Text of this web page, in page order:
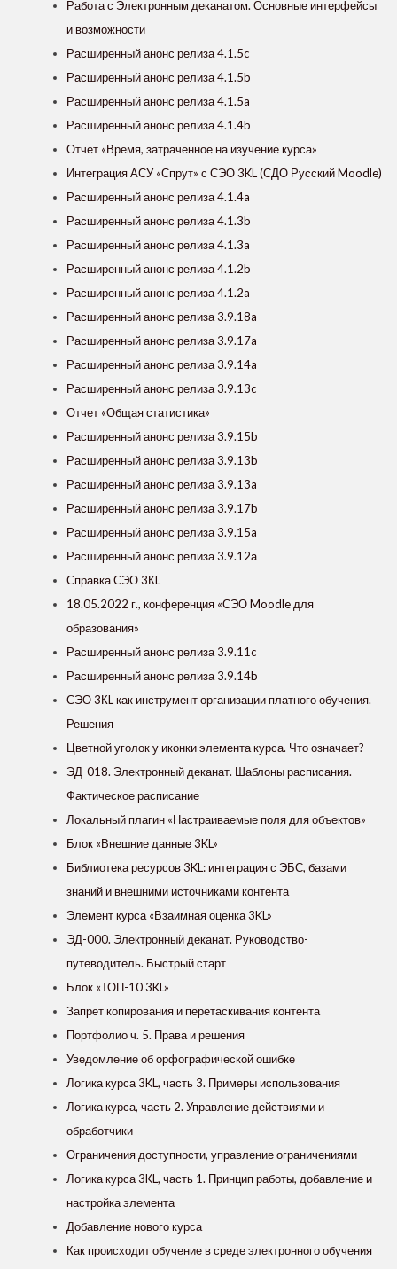
Работа с Электронным деканатом. Основные интерфейсы
и возможности
Расширенный анонс релиза 4.1.5c
Расширенный анонс релиза 4.1.5b
Расширенный анонс релиза 4.1.5a
Расширенный анонс релиза 4.1.4b
Отчет «Время, затраченное на изучение курса»
Интеграция АСУ «Спрут» с СЭО 3KL (СДО Русский Moodle)
Расширенный анонс релиза 4.1.4a
Расширенный анонс релиза 4.1.3b
Расширенный анонс релиза 4.1.3a
Расширенный анонс релиза 4.1.2b
Расширенный анонс релиза 4.1.2a
Расширенный анонс релиза 3.9.18a
Расширенный анонс релиза 3.9.17a
Расширенный анонс релиза 3.9.14a
Расширенный анонс релиза 3.9.13c
Отчет «Общая статистика»
Расширенный анонс релиза 3.9.15b
Расширенный анонс релиза 3.9.13b
Расширенный анонс релиза 3.9.13a
Расширенный анонс релиза 3.9.17b
Расширенный анонс релиза 3.9.15a
Расширенный анонс релиза 3.9.12а
Справка СЭО 3КL
18.05.2022 г., конференция «СЭО Moodle для
образования»
Расширенный анонс релиза 3.9.11c
Расширенный анонс релиза 3.9.14b
СЭО 3КL как инструмент организации платного обучения.
Решения
Цветной уголок у иконки элемента курса. Что означает?
ЭД-018. Электронный деканат. Шаблоны расписания.
Фактическое расписание
Локальный плагин «Настраиваемые поля для объектов»
Блок «Внешние данные 3KL»
Библиотека ресурсов 3KL: интеграция с ЭБС, базами
знаний и внешними источниками контента
Элемент курса «Взаимная оценка 3KL»
ЭД-000. Электронный деканат. Руководство-
путеводитель. Быстрый старт
Блок «ТОП-10 3KL»
Запрет копирования и перетаскивания контента
Портфолио ч. 5. Права и решения
Уведомление об орфографической ошибке
Логика курса 3KL, часть 3. Примеры использования
Логика курса, часть 2. Управление действиями и
обработчики
Ограничения доступности, управление ограничениями
Логика курса 3KL, часть 1. Принцип работы, добавление и
настройка элемента
Добавление нового курса
Как происходит обучение в среде электронного обучения